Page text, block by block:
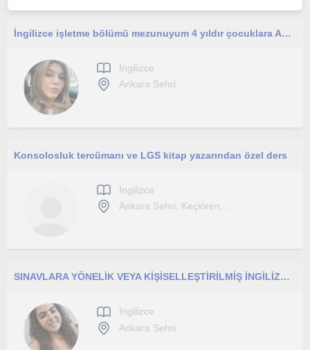
İngilizce işletme bölümü mezunuyum 4 yıldır çocuklara Ankara’da hem yüz yüze hem online ders veriyorum
Ingilizce
Ankara Sehri
Konsolosluk tercümanı ve LGS kitap yazarından özel ders
Ingilizce
Ankara Sehri, Keçiören, ...
SINAVLARA YÖNELİK VEYA KİŞİSELLEŞTİRİLMİŞ İNGİLİZCE DERSLERİ
Ingilizce
Ankara Sehri